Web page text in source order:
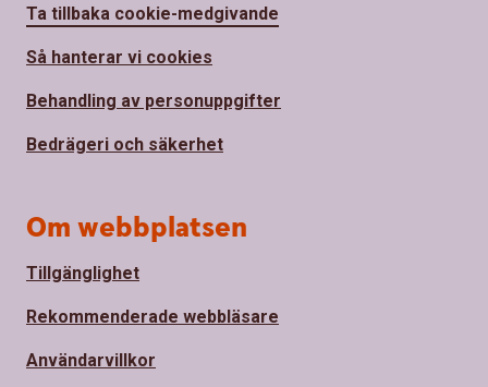
Ta tillbaka cookie-medgivande
Så hanterar vi cookies
Behandling av personuppgifter
Bedrägeri och säkerhet
Om webbplatsen
Tillgänglighet
Rekommenderade webbläsare
Användarvillkor